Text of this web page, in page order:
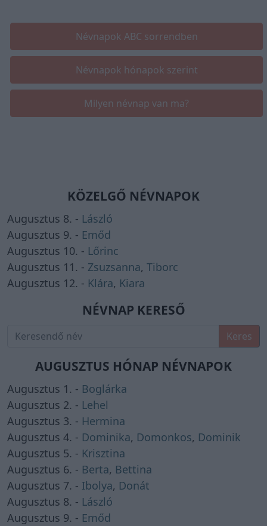
Névnapok ABC sorrendben
Névnapok hónapok szerint
Milyen névnap van ma?
KÖZELGŐ NÉVNAPOK
Augusztus 8. - László
Augusztus 9. - Emőd
Augusztus 10. - Lőrinc
Augusztus 11. - Zsuzsanna, Tiborc
Augusztus 12. - Klára, Kiara
NÉVNAP KERESŐ
Keres
AUGUSZTUS HÓNAP NÉVNAPOK
Augusztus 1. - Boglárka
Augusztus 2. - Lehel
Augusztus 3. - Hermina
Augusztus 4. - Dominika, Domonkos, Dominik
Augusztus 5. - Krisztina
Augusztus 6. - Berta, Bettina
Augusztus 7. - Ibolya, Donát
Augusztus 8. - László
Augusztus 9. - Emőd